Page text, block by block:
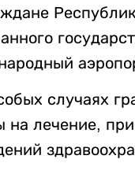
случаях
на лечение,